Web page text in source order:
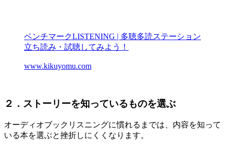
ベンチマークLISTENING | 多聴多読ステーション
立ち読み・試聴してみよう！
www.kikuyomu.com
２．ストーリーを知っているものを選ぶ
オーディオブックリスニングに慣れるまでは、内容を知って
いる本を選ぶと挫折しにくくなります。